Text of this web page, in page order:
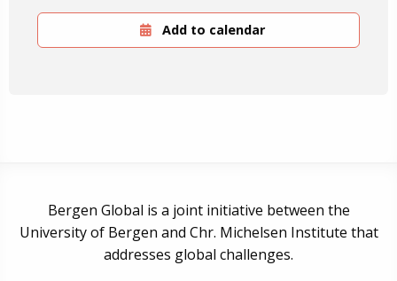
Add to calendar
Bergen Global is a joint initiative between the
University of Bergen and Chr. Michelsen Institute that
addresses global challenges.